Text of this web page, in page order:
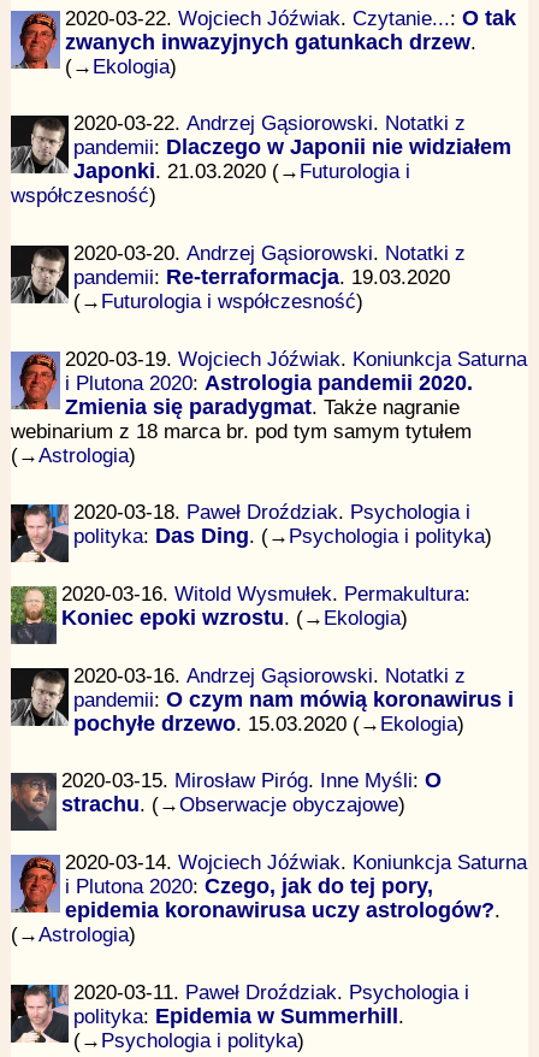
2020-03-22. Wojciech Jóźwiak. Czytanie...: O tak
zwanych inwazyjnych gatunkach drzew.
(→ Ekologia)
2020-03-22. Andrzej Gąsiorowski. Notatki z
pandemii: Dlaczego w Japonii nie widziałem
Japonki. 21.03.2020 (→ Futurologia i
współczesność)
2020-03-20. Andrzej Gąsiorowski. Notatki z
pandemii: Re-terraformacja. 19.03.2020
(→ Futurologia i współczesność)
2020-03-19. Wojciech Jóźwiak. Koniunkcja Saturna
i Plutona 2020: Astrologia pandemii 2020.
Zmienia się paradygmat. Także nagranie
webinarium z 18 marca br. pod tym samym tytułem
(→Astrologia)
2020-03-18. Paweł Droździak. Psychologia i
polityka: Das Ding. (→ Psychologia i polityka)
2020-03-16. Witold Wysmułek. Permakultura:
Koniec epoki wzrostu. (→ Ekologia)
2020-03-16. Andrzej Gąsiorowski. Notatki z
pandemii: O czym nam mówią koronawirus i
pochyłe drzewo. 15.03.2020 (→ Ekologia)
2020-03-15. Mirosław Piróg. Inne Myśli: O
strachu. (→Obserwacje obyczajowe)
2020-03-14. Wojciech Jóźwiak. Koniunkcja Saturna
i Plutona 2020: Czego, jak do tej pory,
epidemia koronawirusa uczy astrologów?.
(→Astrologia)
2020-03-11. Paweł Droździak. Psychologia i
polityka: Epidemia w Summerhill.
(→ Psychologia i polityka)